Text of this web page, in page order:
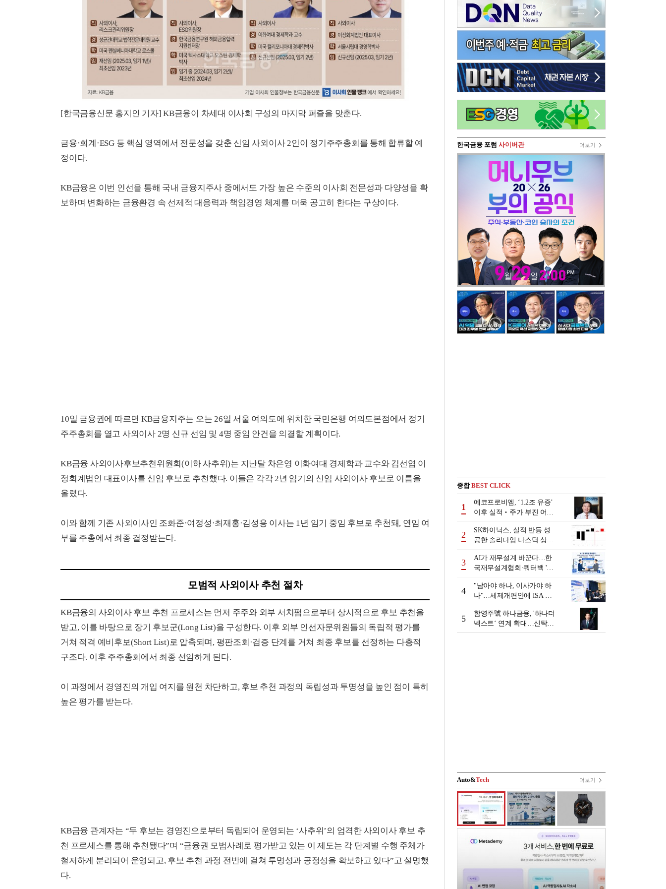
[한국금융신문 홍지인 기자] KB금융이 차세대 이사회 구성의 마지막 퍼즐을 맞춘다.
금융·회계·ESG 등 핵심 영역에서 전문성을 갖춘 신임 사외이사 2인이 정기주주총회를 통해 합류할 예
정이다.
KB금융은 이번 인선을 통해 국내 금융지주사 중에서도 가장 높은 수준의 이사회 전문성과 다양성을 확
보하며 변화하는 금융환경 속 선제적 대응력과 책임경영 체계를 더욱 공고히 한다는 구상이다.
10일 금융권에 따르면 KB금융지주는 오는 26일 서울 여의도에 위치한 국민은행 여의도본점에서 정기
주주총회를 열고 사외이사 2명 신규 선임 및 4명 중임 안건을 의결할 계획이다.
KB금융 사외이사후보추천위원회(이하 사추위)는 지난달 차은영 이화여대 경제학과 교수와 김선엽 이
정회계법인 대표이사를 신임 후보로 추천했다. 이들은 각각 2년 임기의 신임 사외이사 후보로 이름을
올렸다.
이와 함께 기존 사외이사인 조화준·여정성·최재홍·김성용 이사는 1년 임기 중임 후보로 추천돼, 연임 여
부를 주총에서 최종 결정받는다.
모범적 사외이사 추천 절차
KB금융의 사외이사 후보 추천 프로세스는 먼저 주주와 외부 서치펌으로부터 상시적으로 후보 추천을
받고, 이를 바탕으로 장기 후보군(Long List)을 구성한다. 이후 외부 인선자문위원들의 독립적 평가를
거쳐 적격 예비후보(Short List)로 압축되며, 평판조회·검증 단계를 거쳐 최종 후보를 선정하는 다층적
구조다. 이후 주주총회에서 최종 선임하게 된다.
이 과정에서 경영진의 개입 여지를 원천 차단하고, 후보 추천 과정의 독립성과 투명성을 높인 점이 특히
높은 평가를 받는다.
KB금융 관계자는 “두 후보는 경영진으로부터 독립되어 운영되는 ‘사추위’의 엄격한 사외이사 후보 추
천 프로세스를 통해 추천됐다”며 “금융권 모범사례로 평가받고 있는 이 제도는 각 단계별 수행 주체가
철저하게 분리되어 운영되고, 후보 추천 과정 전반에 걸쳐 투명성과 공정성을 확보하고 있다”고 설명했
다.
한국금융 포럼 사이버관 더보기
종합BEST CLICK
1
에코프로비엠, ‘1.2조 유증’
이후 실적‧주가 부진 어쩌
2
SK하이닉스, 실적 반등 성
공한 솔리다임 나스닥 상장
3
AI가 재무설계 바꾼다…한
국재무설계협회·쿼터백 '베
4
"남아야 하나, 이사가야 하
나"…세제개편안에 ISA 투
5
함영주號 하나금융, '하나더
넥스트‘ 연계 확대…신탁수
수료 2배 증가 효과 [금융 시
Auto&Tech 더보기